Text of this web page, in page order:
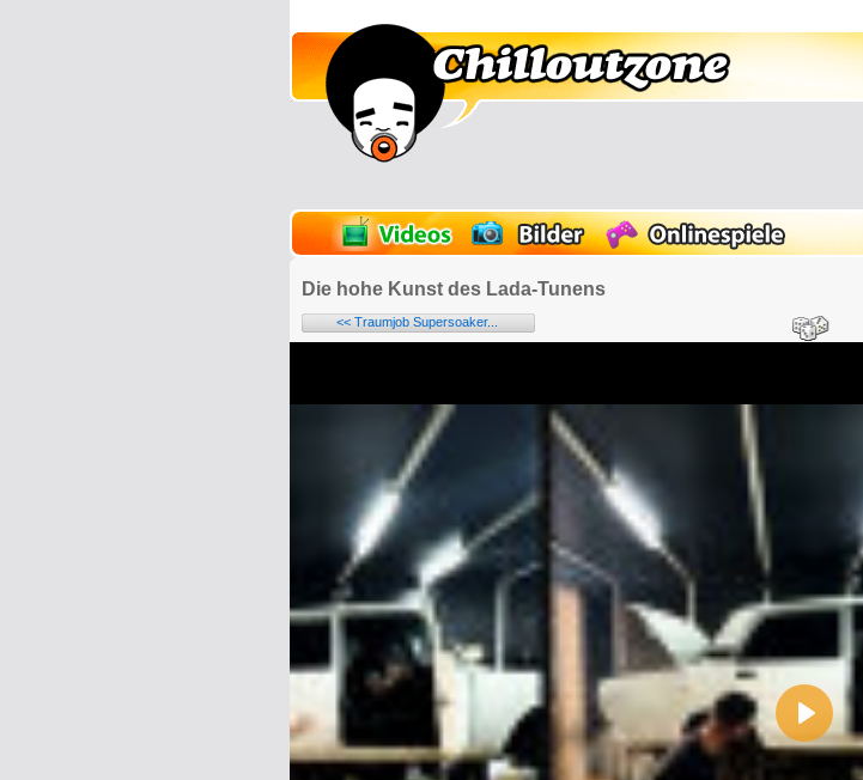
Die hohe Kunst des Lada-Tunens
<< Traumjob Supersoaker...
Play